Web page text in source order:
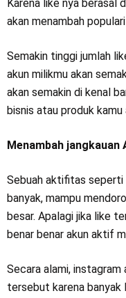
Karena like nya berasal
akan menambah
Semakin tinggi jumlah
akun milikmu akan
akan semakin di kenal
bisnis atau produk
Menambah jangkauan
Sebuah aktifitas seperti
banyak, mampu
besar. Apalagi jika like
benar benar akun aktif
Secara alami,
tersebut karena banyak